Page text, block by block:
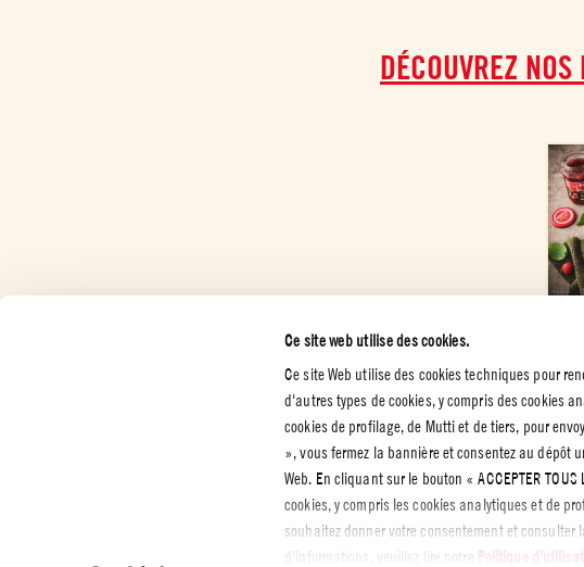
Ce site web utilise des cookies.
Ce site Web utilise des cookies techniques pour
d'autres types de cookies, y compris des cookies
cookies de profilage, de Mutti et de tiers, pour
», vous fermez la bannière et consentez au dépôt
Web. En cliquant sur le bouton « ACCEPTER
cookies, y compris les cookies analytiques et de
souhaitez donner votre consentement et
d'informations, veuillez lire notre
Politique
DÉCOUVREZ
Presse
Attestations
Code d'éthique
Durabilité
MENTIONS LÉGALES
ET POLITIQUE DE
CONFIDENTIALITÉ
Politique de
confidentialité
Cookies